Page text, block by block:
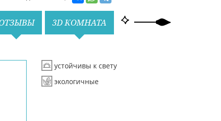
3D КОМНАТА
устойчивы к свету
экологичные